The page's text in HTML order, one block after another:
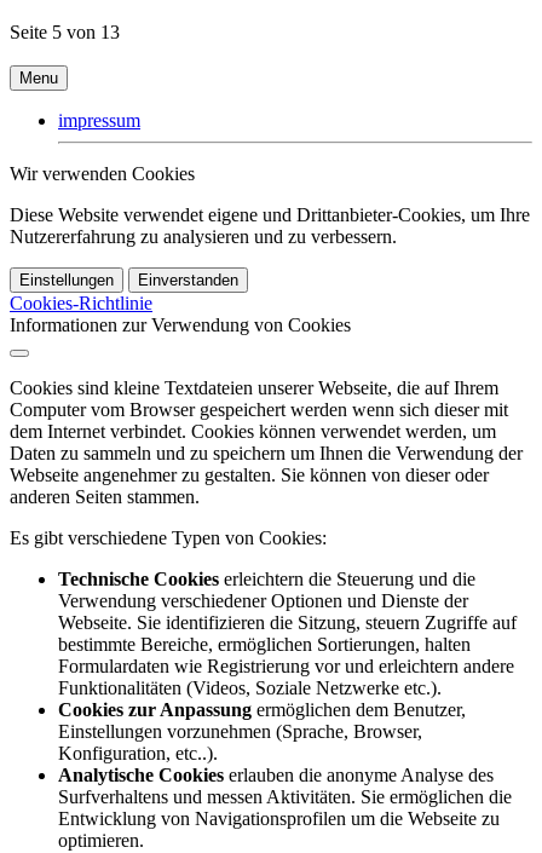
Seite 5 von 13
Menu
impressum
Wir verwenden Cookies
Diese Website verwendet eigene und Drittanbieter-Cookies, um Ihre
Nutzererfahrung zu analysieren und zu verbessern.
Einstellungen Einverstanden
Cookies-Richtlinie
Informationen zur Verwendung von Cookies
Cookies sind kleine Textdateien unserer Webseite, die auf Ihrem
Computer vom Browser gespeichert werden wenn sich dieser mit
dem Internet verbindet. Cookies können verwendet werden, um
Daten zu sammeln und zu speichern um Ihnen die Verwendung der
Webseite angenehmer zu gestalten. Sie können von dieser oder
anderen Seiten stammen.
Es gibt verschiedene Typen von Cookies:
Technische Cookies erleichtern die Steuerung und die
Verwendung verschiedener Optionen und Dienste der
Webseite. Sie identifizieren die Sitzung, steuern Zugriffe auf
bestimmte Bereiche, ermöglichen Sortierungen, halten
Formulardaten wie Registrierung vor und erleichtern andere
Funktionalitäten (Videos, Soziale Netzwerke etc.).
Cookies zur Anpassung ermöglichen dem Benutzer,
Einstellungen vorzunehmen (Sprache, Browser,
Konfiguration, etc..).
Analytische Cookies erlauben die anonyme Analyse des
Surfverhaltens und messen Aktivitäten. Sie ermöglichen die
Entwicklung von Navigationsprofilen um die Webseite zu
optimieren.